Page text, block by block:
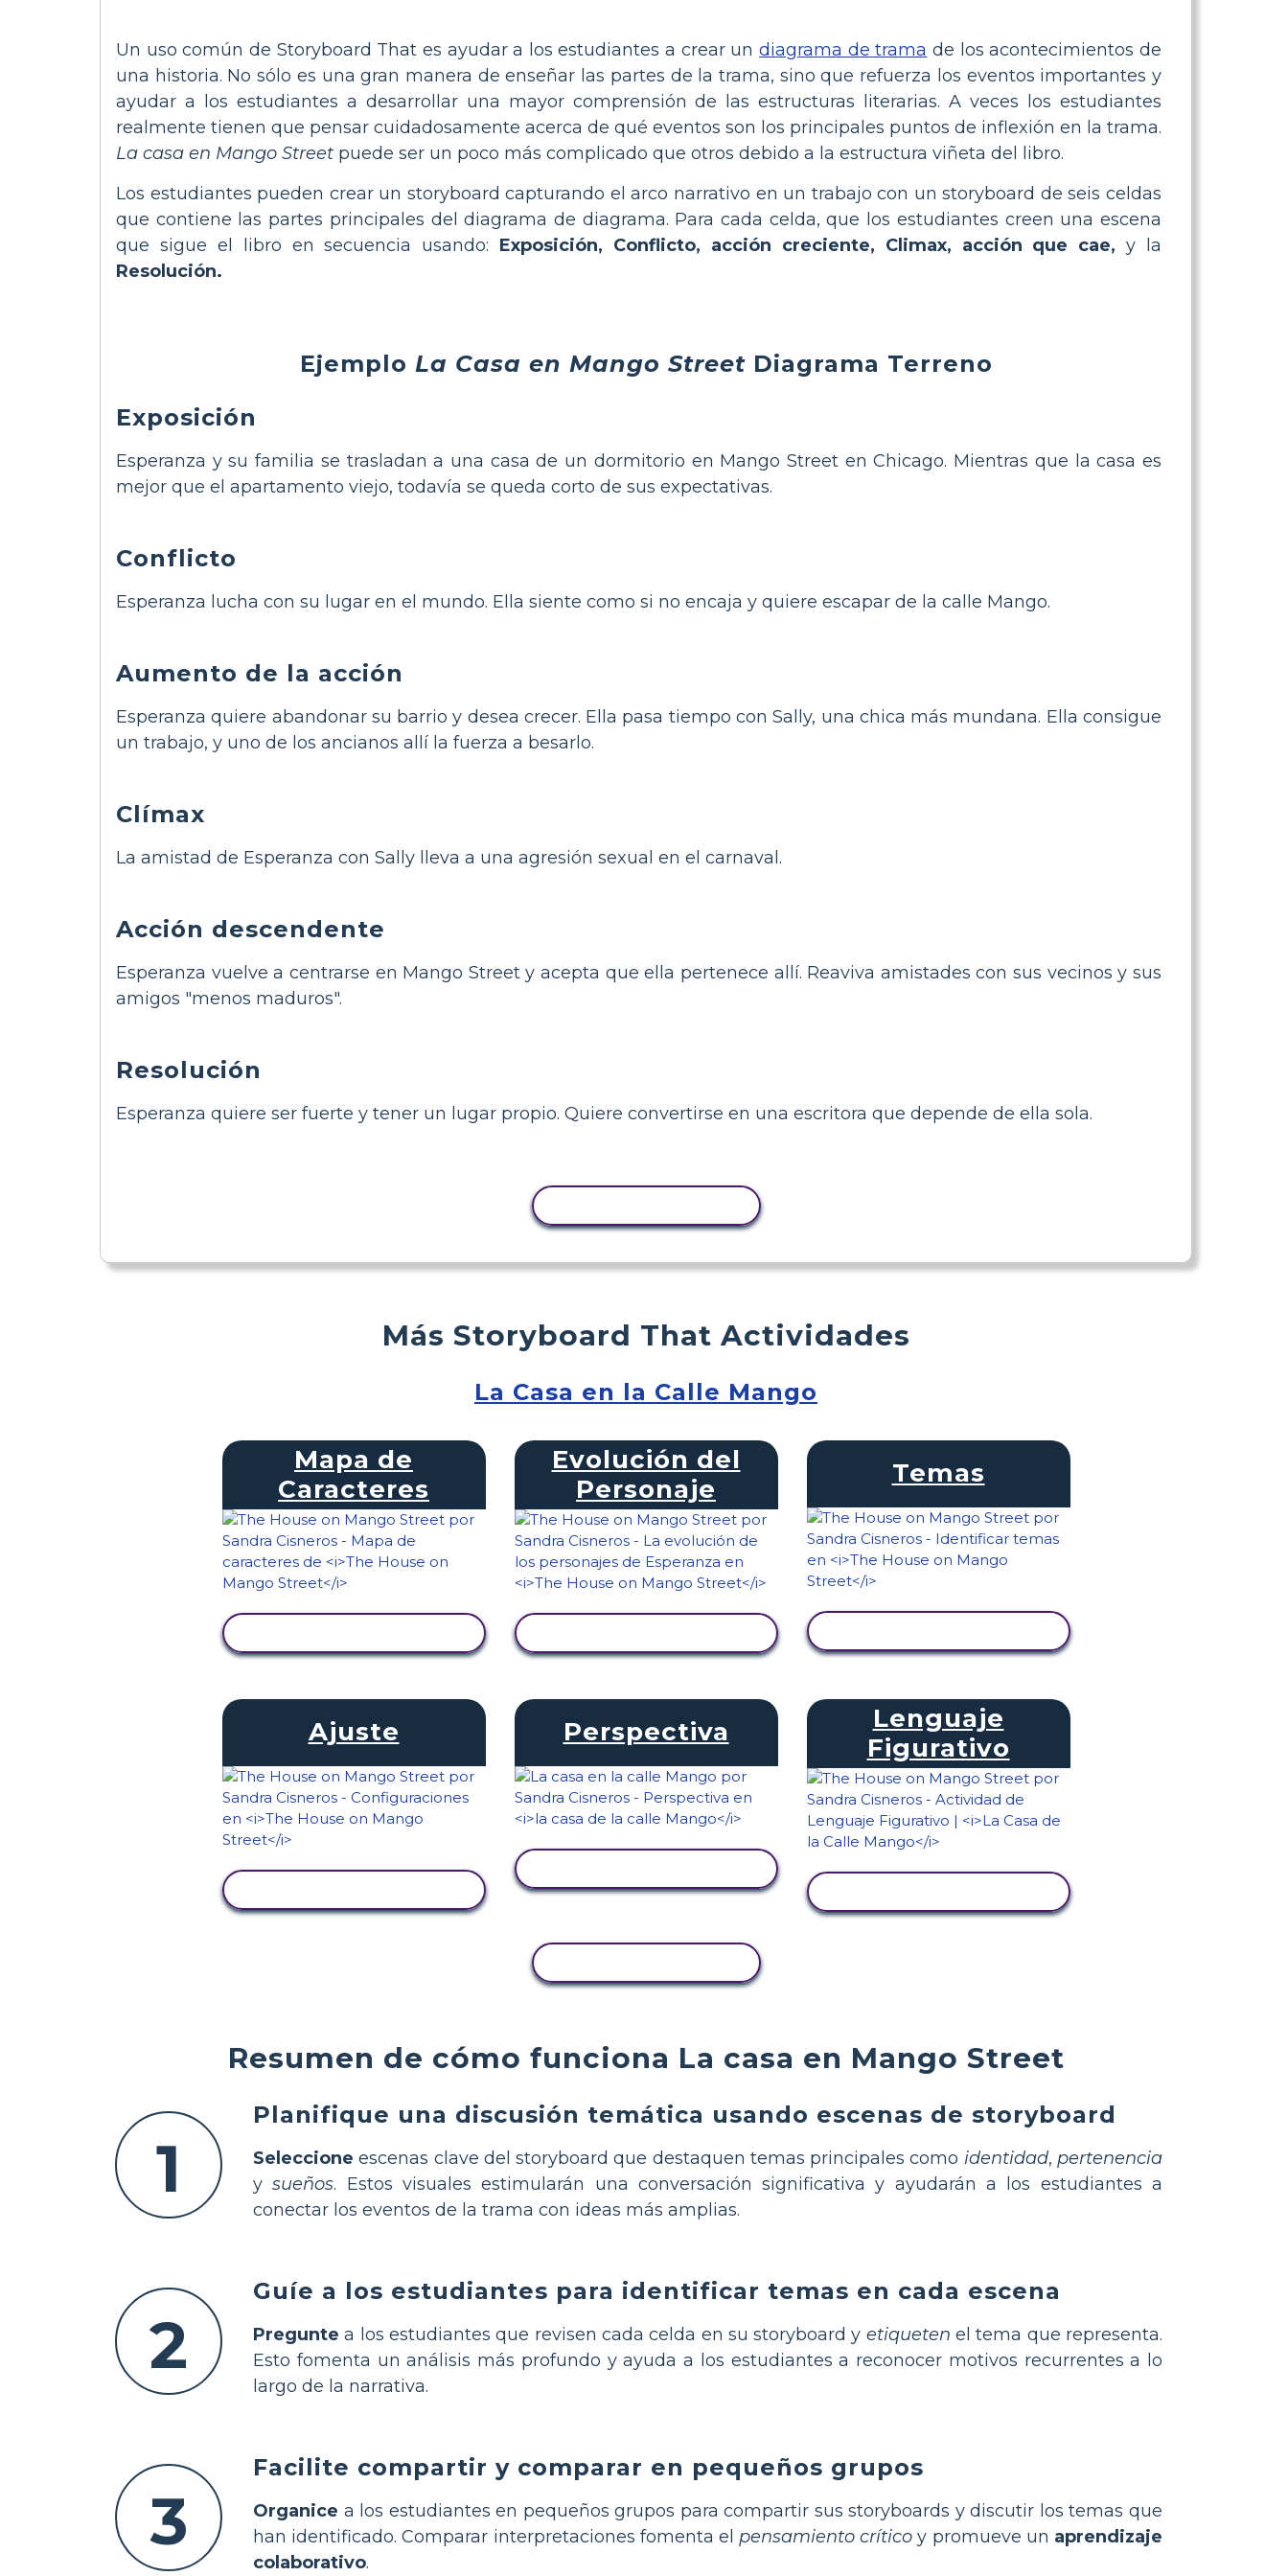
Un uso común de Storyboard That es ayudar a los estudiantes a crear undiagrama de trama de los acontecimientos de
una historia. No sólo es una gran manera de enseñar las partes de la trama, sino que refuerza los eventos importantes y
ayudar a los estudiantes a desarrollar una mayor comprensión de las estructuras literarias. A veces los estudiantes
realmente tienen que pensar cuidadosamente acerca de qué eventos son los principales puntos de inflexión en la trama.
La casa en Mango Street puede ser un poco más complicado que otros debido a la estructura viñeta del libro.
Los estudiantes pueden crear un storyboard capturando el arco narrativo en un trabajo con un storyboard de seis celdas
que contiene las partes principales del diagrama de diagrama. Para cada celda, que los estudiantes creen una escena
que sigue el libro en secuencia usando: Exposición, Conflicto, acción creciente, Climax, acción que cae, y la
Resolución.
Ejemplo La Casa en Mango StreetDiagrama Terreno
Exposición
Esperanza y su familia se trasladan a una casa de un dormitorio en Mango Street en Chicago. Mientras que la casa es
mejor que el apartamento viejo, todavía se queda corto de sus expectativas.
Conflicto
Esperanza lucha con su lugar en el mundo. Ella siente como si no encaja y quiere escapar de la calle Mango.
Aumento de la acción
Esperanza quiere abandonar su barrio y desea crecer. Ella pasa tiempo con Sally, una chica más mundana. Ella consigue
un trabajo, y uno de los ancianos allí la fuerza a besarlo.
Clímax
La amistad de Esperanza con Sally lleva a una agresión sexual en el carnaval.
Acción descendente
Esperanza vuelve a centrarse en Mango Street y acepta que ella pertenece allí. Reaviva amistades con sus vecinos y sus
amigos "menos maduros".
Resolución
Esperanza quiere ser fuerte y tener un lugar propio. Quiere convertirse en una escritora que depende de ella sola.
Resumen de cómo funciona La casa en Mango Street
1
Planifique una discusión temática usando escenas de storyboard
Seleccione escenas clave del storyboard que destaquen temas principales como identidad, pertenencia
ysueños. Estos visuales estimularán una conversación significativa y ayudarán a los estudiantes a
conectar los eventos de la trama con ideas más amplias.
2
Guíe a los estudiantes para identificar temas en cada escena
Pregunte a los estudiantes que revisen cada celda en su storyboard y etiqueten el tema que representa.
Esto fomenta un análisis más profundo y ayuda a los estudiantes a reconocer motivos recurrentes a lo
largo de la narrativa.
3
Facilite compartir y comparar en pequeños grupos
Organice a los estudiantes en pequeños grupos para compartir sus storyboards y discutir los temas que
han identificado. Comparar interpretaciones fomenta el pensamiento crítico y promueve un aprendizaje
colaborativo.
Más Storyboard That Actividades
La Casa en la Calle Mango
Mapa de
Caracteres
Evolución del
Personaje
Temas
Ajuste Perspectiva
Lenguaje
Figurativo